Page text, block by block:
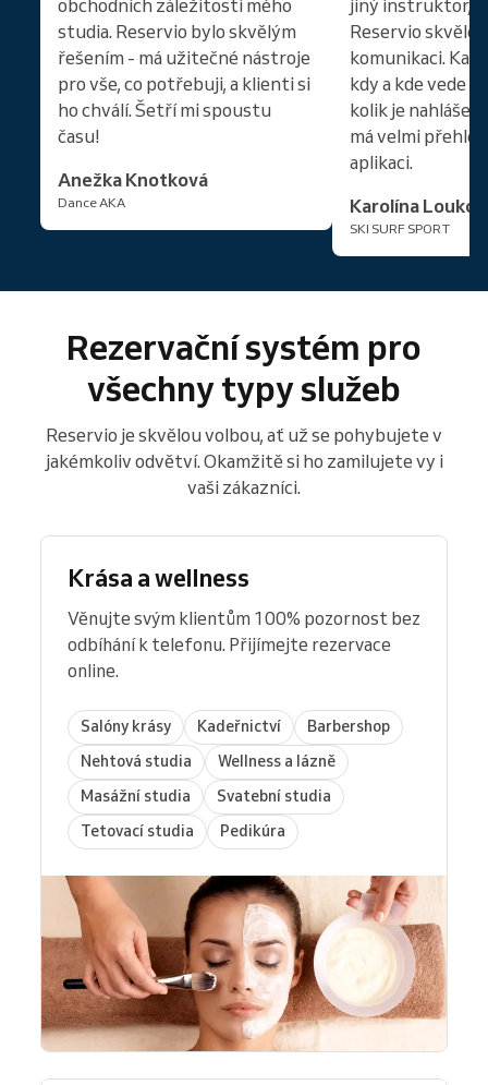
studia. Reservio bylo skvělým
řešením - má užitečné nástroje
pro vše, co potřebuji, a klienti si
ho chválí. Šetří mi spoustu
času!
Anežka Knotková
Dance AKA
Reservio skvěle
komunikaci.
kdy a kde vede
kolik je
má velmi
aplikaci.
Karolína
SKI SURF SPORT
Rezervační systém pro
všechny typy služeb
Reservio je skvělou volbou, ať už se pohybujete v
jakémkoliv odvětví. Okamžitě si ho zamilujete vy i
vaši zákazníci.
Krása a wellness
Věnujte svým klientům 100% pozornost bez
odbíhání k telefonu. Přijímejte rezervace
online.
Salóny krásy Kadeřnictví
Barbershop
Nehtová studia
Wellness a lázně
Masážní studia
Svatební studia
Tetovací studia
Pedikúra